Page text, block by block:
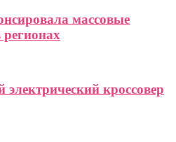
массовые
регионах
кроссовер